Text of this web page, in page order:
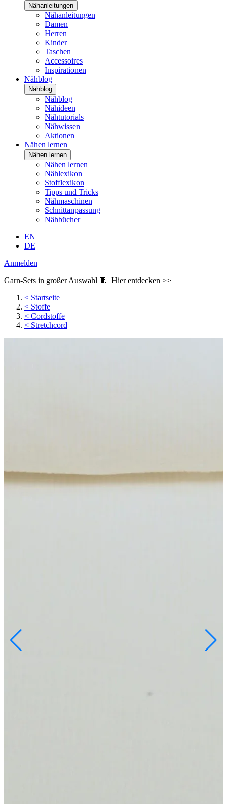
Nähanleitungen
Nähanleitungen
Damen
Herren
Kinder
Taschen
Accessoires
Inspirationen
Nähblog
Nähblog
Nähblog
Nähideen
Nähtutorials
Nähwissen
Aktionen
Nähen lernen
Nähen lernen
Nähen lernen
Nählexikon
Stofflexikon
Tipps und Tricks
Nähmaschinen
Schnittanpassung
Nähbücher
EN
DE
Anmelden
Garn-Sets in großer Auswahl 🧵 Hier entdecken >>
< Startseite
< Stoffe
< Cordstoffe
< Stretchcord